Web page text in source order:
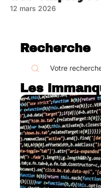
12 mars 2026
Recherche
Les